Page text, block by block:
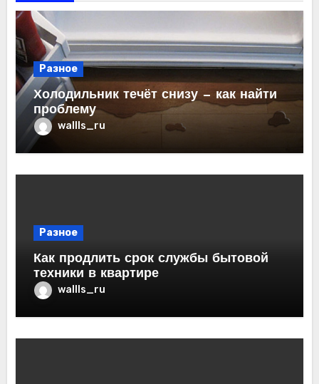
Разное
Холодильник течёт снизу — как найти
проблему
wallls_ru
Разное
Как продлить срок службы бытовой
техники в квартире
wallls_ru